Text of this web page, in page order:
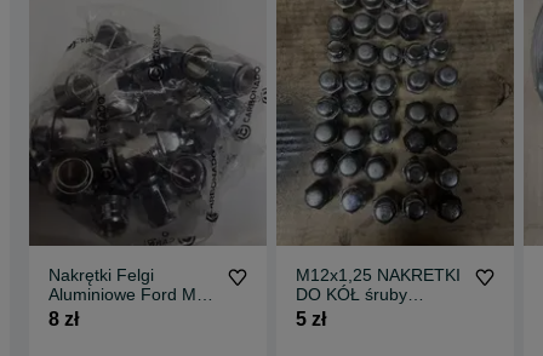
Nakrętki Felgi
Aluminiowe Ford M14
-1.5
8 zł
M12x1,25 NAKRETKI
DO KÓŁ śruby
NISSAN subaru felgi
5 zł